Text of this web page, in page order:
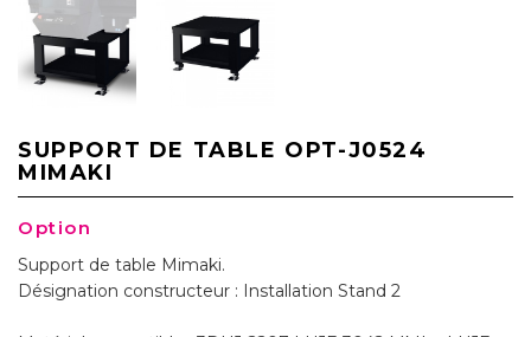
SUPPORT DE TABLE OPT-J0524
MIMAKI
Option
Support de table Mimaki.
Désignation constructeur : Installation Stand 2